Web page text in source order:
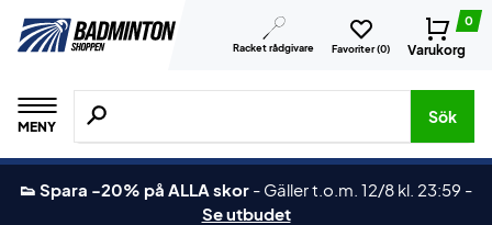
Racket rådgivare Favoriter (0)
0
Varukorg
MENY
Sök efter produkter, märken osv.
Sök
👟 Spara -20% på ALLA skor - Gäller t.o.m. 12/8 kl. 23:59 -
Se utbudet